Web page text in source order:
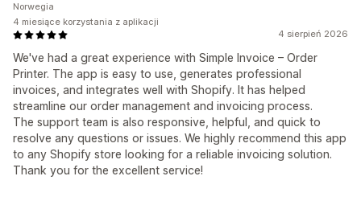
4 sierpień 2026
We've had a great experience with Simple Invoice – Order
Printer. The app is easy to use, generates professional
invoices, and integrates well with Shopify. It has helped
streamline our order management and invoicing process.
The support team is also responsive, helpful, and quick to
resolve any questions or issues. We highly recommend this app
to any Shopify store looking for a reliable invoicing solution.
Thank you for the excellent service!
Norwegia
4 miesiące korzystania z aplikacji